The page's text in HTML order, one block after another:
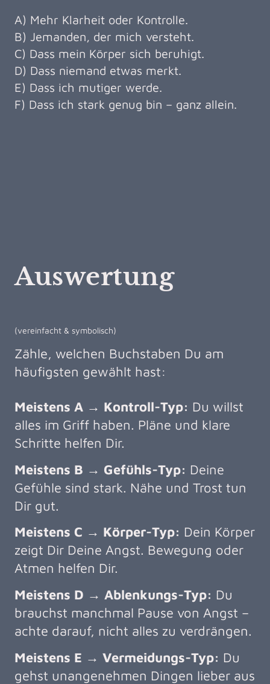
A) Mehr Klarheit oder Kontrolle.
B) Jemanden, der mich versteht.
C) Dass mein Körper sich beruhigt.
D) Dass niemand etwas merkt.
E) Dass ich mutiger werde.
F) Dass ich stark genug bin – ganz allein.
Auswertung
(vereinfacht & symbolisch)
Zähle, welchen Buchstaben Du am
häufigsten gewählt hast:
Meistens A → Kontroll-Typ: Du willst
alles im Griff haben. Pläne und klare
Schritte helfen Dir.
Meistens B → Gefühls-Typ: Deine
Gefühle sind stark. Nähe und Trost tun
Dir gut.
Meistens C → Körper-Typ: Dein Körper
zeigt Dir Deine Angst. Bewegung oder
Atmen helfen Dir.
Meistens D → Ablenkungs-Typ: Du
brauchst manchmal Pause von Angst –
achte darauf, nicht alles zu verdrängen.
Meistens E → Vermeidungs-Typ: Du
gehst unangenehmen Dingen lieber aus